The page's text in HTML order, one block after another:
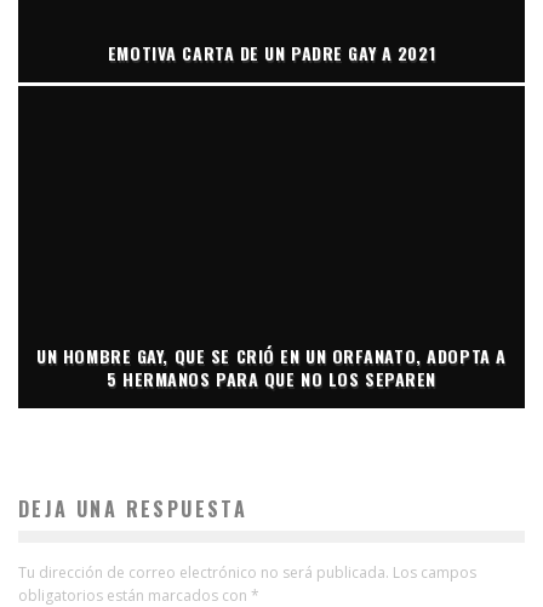
EMOTIVA CARTA DE UN PADRE GAY A 2021
UN HOMBRE GAY, QUE SE CRIÓ EN UN ORFANATO, ADOPTA A
5 HERMANOS PARA QUE NO LOS SEPAREN
DEJA UNA RESPUESTA
Tu dirección de correo electrónico no será publicada. Los campos
obligatorios están marcados con *